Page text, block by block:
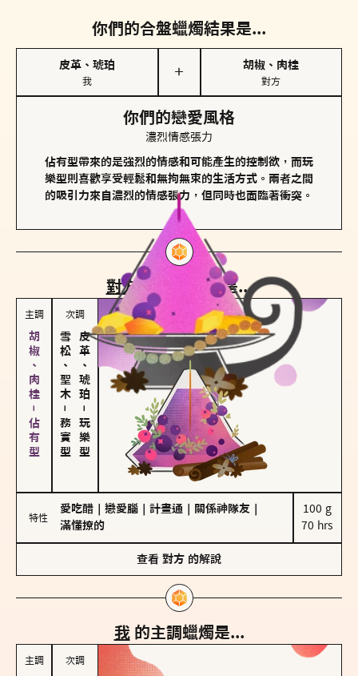
你們的合盤蠟燭結果是...
皮革、琥珀
我
＋
胡椒、肉桂
對方
你們的戀愛風格
濃烈情感張力
佔有型帶來的是強烈的情感和可能產生的控制欲，而玩
樂型則喜歡享受輕鬆和無拘無束的生活方式。兩者之間
的吸引力來自濃烈的情感張力，但同時也面臨著衝突。
對方 的主調蠟燭是...
主調
胡椒、肉桂－佔有型
次調
雪松、聖木
－
務實型
皮革、琥珀
－
玩樂型
特性
愛吃醋 戀愛腦 計畫通 關係神隊友
滿懂撩的
100 g
70 hrs
查看 對方 的解說
我 的主調蠟燭是...
主調 次調